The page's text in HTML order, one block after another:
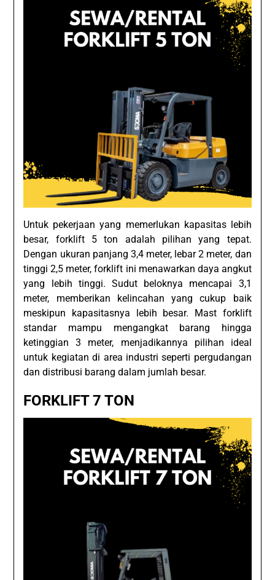
Untuk pekerjaan yang memerlukan kapasitas lebih
besar, forklift 5 ton adalah pilihan yang tepat.
Dengan ukuran panjang 3,4 meter, lebar 2 meter, dan
tinggi 2,5 meter, forklift ini menawarkan daya angkut
yang lebih tinggi. Sudut beloknya mencapai 3,1
meter, memberikan kelincahan yang cukup baik
meskipun kapasitasnya lebih besar. Mast forklift
standar mampu mengangkat barang hingga
ketinggian 3 meter, menjadikannya pilihan ideal
untuk kegiatan di area industri seperti pergudangan
dan distribusi barang dalam jumlah besar.
FORKLIFT 7 TON